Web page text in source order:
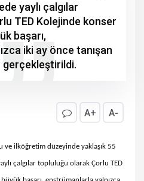
yaylı çalgılar
TED Kolejinde konser
başarı,
iki ay önce tanışan
gerçekleştirildi.
A+ A-
ve ilköğretim düzeyinde yaklaşık 55
çalgılar topluluğu olarak Çorlu TED